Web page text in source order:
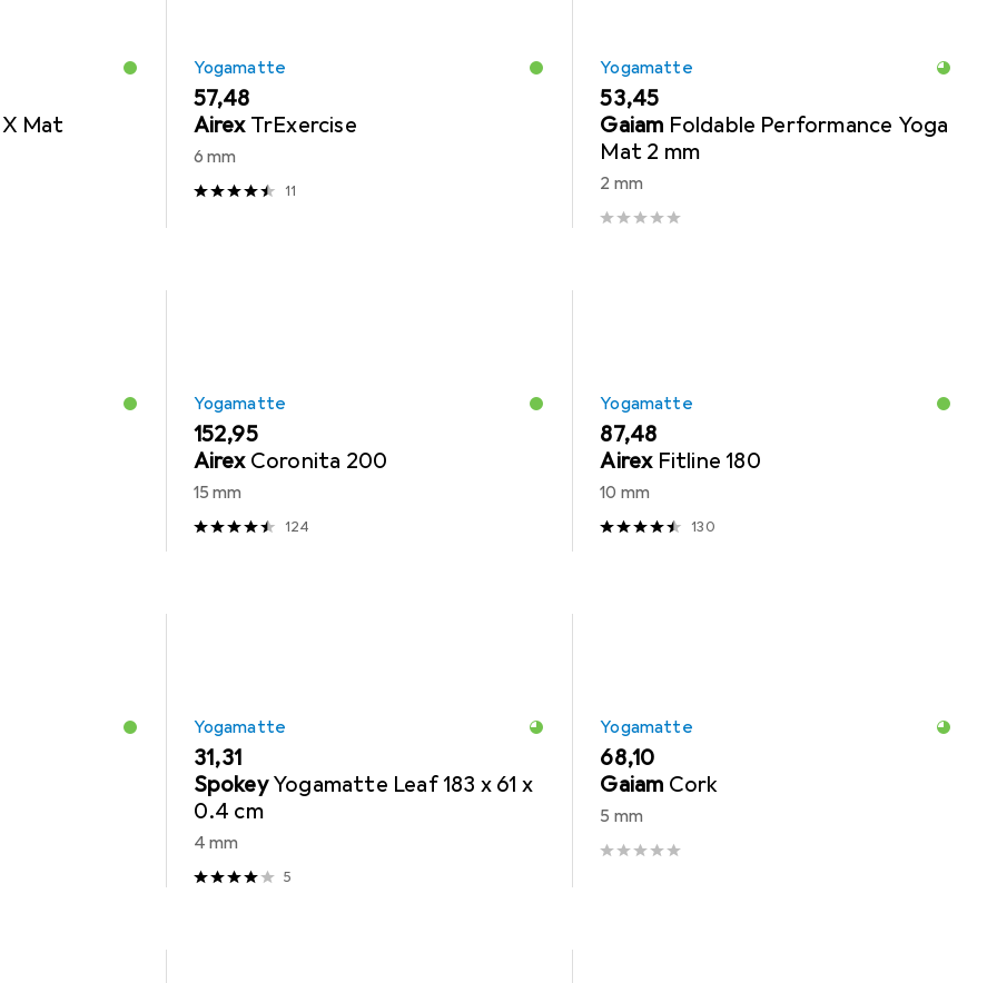
Mat
Yogamatte
EUR
57,48
Airex TrExercise
6 mm
11
Yogamatte
EUR
53,45
Gaiam Foldable Performance Yoga
Mat 2 mm
2 mm
Yogamatte
EUR
152,95
Airex Coronita 200
15 mm
124
Yogamatte
EUR
87,48
Airex Fitline 180
10 mm
130
Yogamatte
EUR
31,31
Spokey Yogamatte Leaf 183 x 61 x
0.4 cm
4 mm
5
Yogamatte
EUR
68,10
Gaiam Cork
5 mm